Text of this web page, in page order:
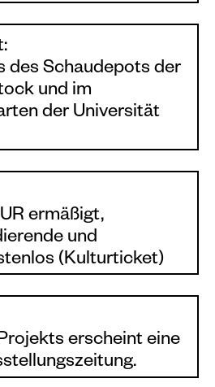
des Schaudepots der
und im
der Universität
ermäßigt,
und
(Kulturticket)
erscheint eine